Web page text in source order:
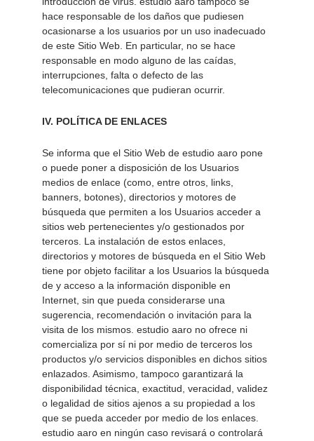
hace responsable de los daños que pudiesen
ocasionarse a los usuarios por un uso inadecuado
de este Sitio Web. En particular, no se hace
responsable en modo alguno de las caídas,
interrupciones, falta o defecto de las
telecomunicaciones que pudieran ocurrir.
IV. POLÍTICA DE ENLACES
Se informa que el Sitio Web de estudio aaro pone
o puede poner a disposición de los Usuarios
medios de enlace (como, entre otros, links,
banners, botones), directorios y motores de
búsqueda que permiten a los Usuarios acceder a
sitios web pertenecientes y/o gestionados por
terceros. La instalación de estos enlaces,
directorios y motores de búsqueda en el Sitio Web
tiene por objeto facilitar a los Usuarios la búsqueda
de y acceso a la información disponible en
Internet, sin que pueda considerarse una
sugerencia, recomendación o invitación para la
visita de los mismos. estudio aaro no ofrece ni
comercializa por sí ni por medio de terceros los
productos y/o servicios disponibles en dichos sitios
enlazados. Asimismo, tampoco garantizará la
disponibilidad técnica, exactitud, veracidad, validez
o legalidad de sitios ajenos a su propiedad a los
que se pueda acceder por medio de los enlaces.
estudio aaro en ningún caso revisará o controlará